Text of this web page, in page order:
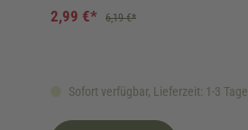
Sofort verfügbar, Lieferzeit: 1-3 Tage
2,99 €* 6,19 €*